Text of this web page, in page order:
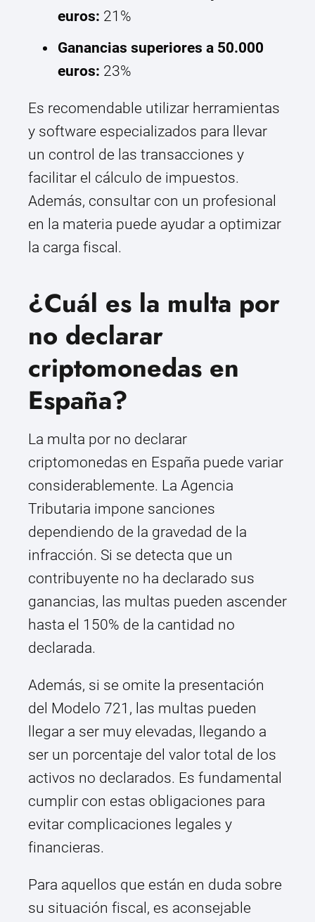
euros: 21%
Ganancias superiores a 50.000
euros: 23%
Es recomendable utilizar herramientas
y software especializados para llevar
un control de las transacciones y
facilitar el cálculo de impuestos.
Además, consultar con un profesional
en la materia puede ayudar a optimizar
la carga fiscal.
¿Cuál es la multa por
no declarar
criptomonedas en
España?
La multa por no declarar
criptomonedas en España puede variar
considerablemente. La Agencia
Tributaria impone sanciones
dependiendo de la gravedad de la
infracción. Si se detecta que un
contribuyente no ha declarado sus
ganancias, las multas pueden ascender
hasta el 150% de la cantidad no
declarada.
Además, si se omite la presentación
del Modelo 721, las multas pueden
llegar a ser muy elevadas, llegando a
ser un porcentaje del valor total de los
activos no declarados. Es fundamental
cumplir con estas obligaciones para
evitar complicaciones legales y
financieras.
Para aquellos que están en duda sobre
su situación fiscal, es aconsejable